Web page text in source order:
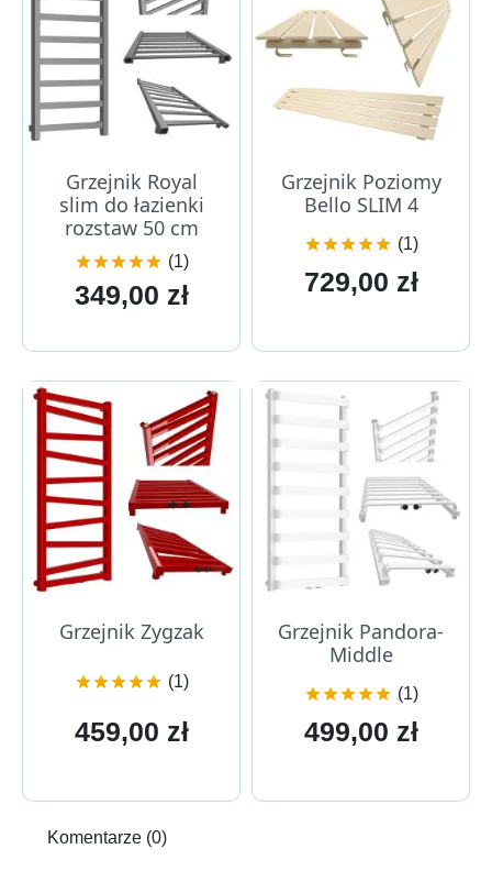
Grzejnik Royal
slim do łazienki
rozstaw 50 cm
 (1)
Cena
349,00 zł
Grzejnik Poziomy
Bello SLIM 4
 (1)
Cena
729,00 zł
Grzejnik Zygzak
 (1)
Cena
459,00 zł
Grzejnik Pandora-
Middle
 (1)
Cena
499,00 zł
Komentarze (0)